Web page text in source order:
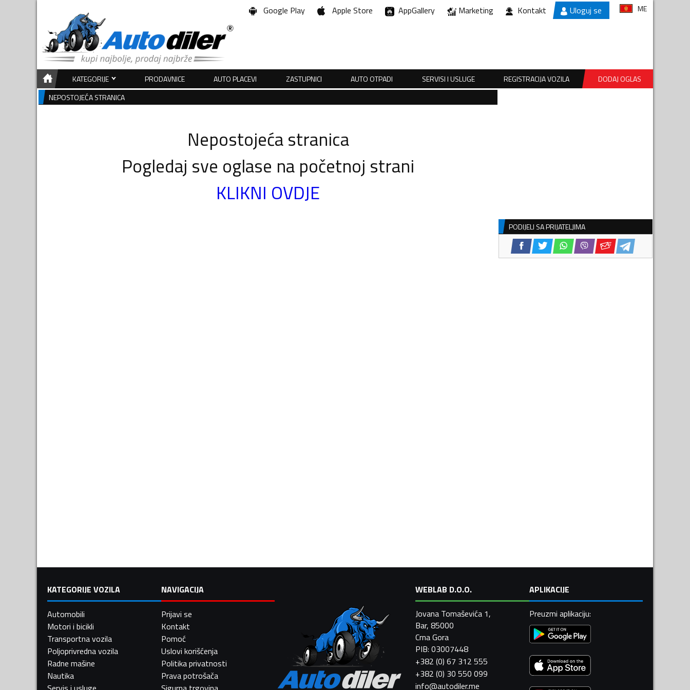
Google Play Apple Store AppGallery Marketing Kontakt Uloguj se ME
KATEGORIJE PRODAVNICE AUTO PLACEVI ZASTUPNICI AUTO OTPADI SERVISI I USLUGE REGISTRACIJA VOZILA
DODAJ OGLAS
NEPOSTOJEĆA STRANICA
Nepostojeća stranica
Pogledaj sve oglase na početnoj strani
KLIKNI OVDJE
PODIJELI SA PRIJATELJIMA
KATEGORIJE VOZILA
Automobili
Motori i bicikli
Transportna vozila
Poljoprivredna vozila
Radne mašine
Nautika
NAVIGACIJA
Prijavi se
Kontakt
Pomoć
Uslovi korišćenja
Politika privatnosti
Prava potrošača
WEBLAB D.O.O.
Jovana Tomaševića 1,
Bar, 85000
Crna Gora
PIB: 03007448
+382 (0) 67 312 555
+382 (0) 30 550 099
info@autodiler.me
APLIKACIJE
Preuzmi aplikaciju: